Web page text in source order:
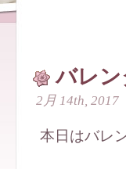
バレ
2月 14th, 2017
本日はバレ